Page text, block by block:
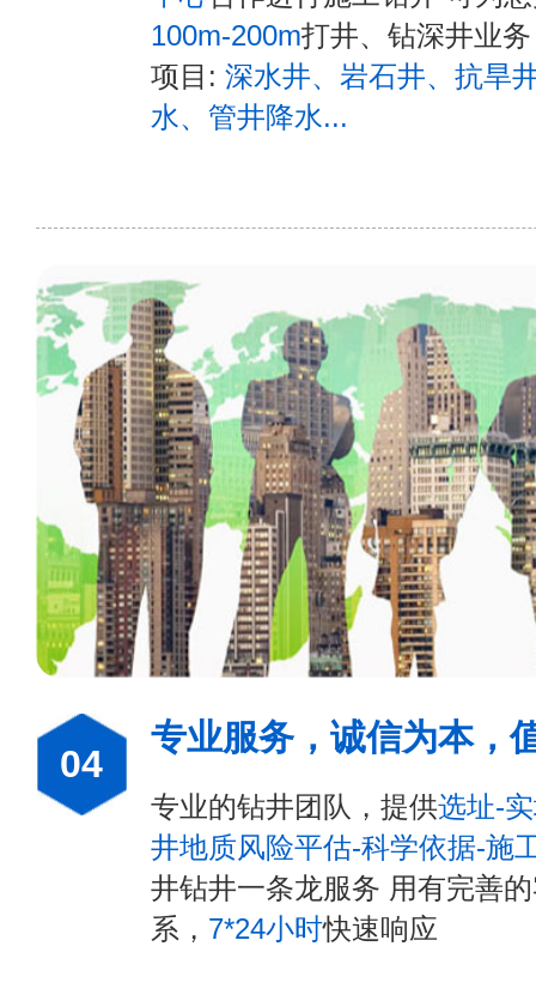
100m-200m打井、钻深井业
项目: 深水井、岩石井、抗旱
水、管井降水...
04
专业服务，诚信为本，
专业的钻井团队，提供选址-
井地质风险平估-科学依据-施
井钻井一条龙服务 用有完善
系， 7*24小时快速响应